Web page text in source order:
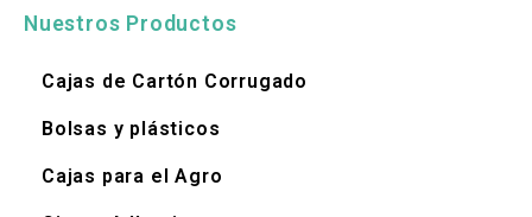
Nuestros Productos
Cajas de Cartón Corrugado
Bolsas y plásticos
Cajas para el Agro